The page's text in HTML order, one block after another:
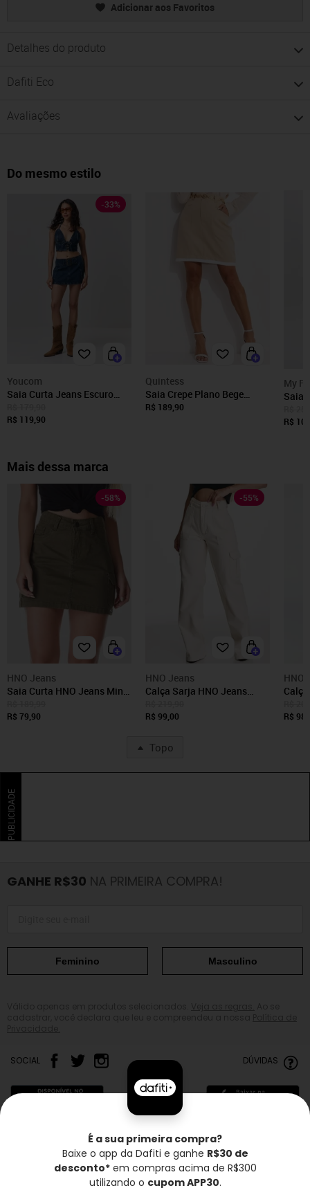
Adicionar aos Favoritos
Detalhes do produto
Dafiti Eco
Avaliações
Do mesmo estilo
-33%
Youcom
Saia Curta Jeans Escuro
R$ 119,90
Quintess
Saia Crepe Plano Bege
Quintess
R$ 189,90
My
Saia
R$
Mais dessa marca
-58%
HNO Jeans
Saia Curta HNO Jeans Mini
R$ 79,90
-55%
HNO Jeans
Calça Sarja HNO Jeans
R$ 99,00
HNO
R$
Topo
PUBLICIDADE
GANHE R$30 NA PRIMEIRA COMPRA!
Feminino Masculino
SOCIAL DÚVIDAS
Frete grátis* Troca grátis Entrega rápida
É a sua primeira compra?
Baixe o app da Dafiti e ganhe R$30 de
desconto*em compras acima de R$300
utilizando o cupom APP30.